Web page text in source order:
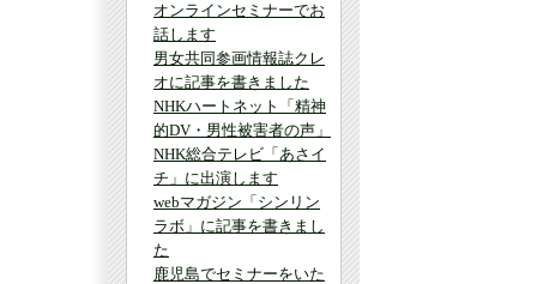
オンラインセミナーでお
話します
男女共同参画情報誌クレ
オに記事を書きました
NHKハートネット「精神
的DV・男性被害者の声」
NHK総合テレビ「あさイ
チ」に出演します
webマガジン「シンリン
ラボ」に記事を書きまし
た
鹿児島でセミナーをいた